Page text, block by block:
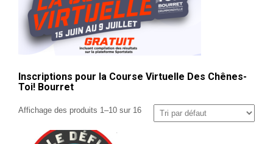
Inscriptions pour la Course Virtuelle Des Chênes-
Toi! Bourret
Affichage des produits 1–10 sur 16